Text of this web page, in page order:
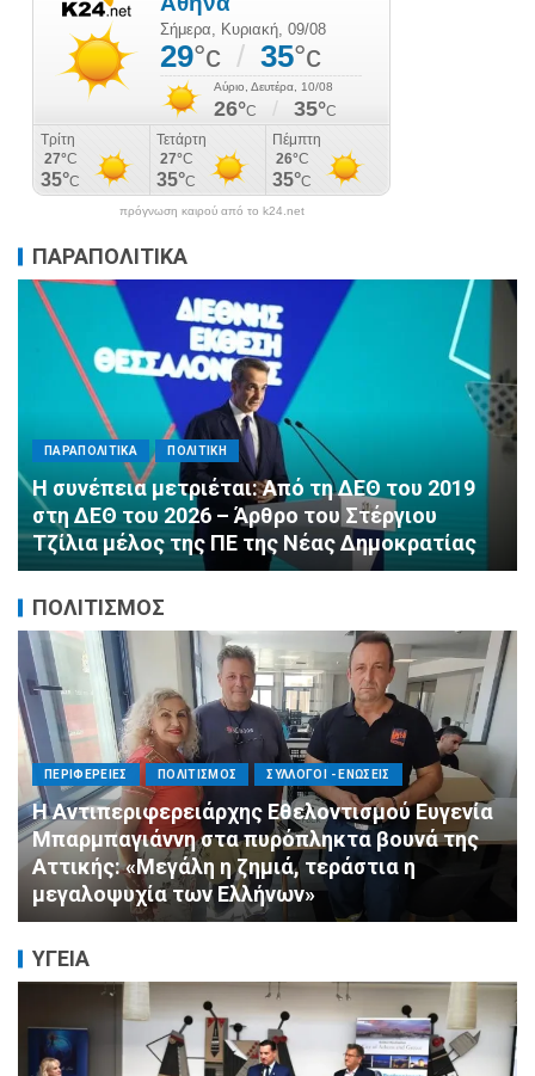
πρόγνωση καιρού από το k24.net
ΠΑΡΑΠΟΛΙΤΙΚΑ
ΠΑΡΑΠΟΛΙΤΙΚΑ ΠΟΛΙΤΙΚΗ
Αλληλεγγύη χωρίς σύνορα: 1.500
εμφιαλωμένα νερά για τους πυροσβέστες στα
Μέγαρα από τη ΔΕΕΠ Α’ Αθηνών ΝΔ και τη 2η
ΔΗΜ.Τ.Ο.
ΠΟΛΙΤΙΣΜΟΣ
ΠΟΛΙΤΙΣΜΟΣ ΣΥΛΛΟΓΟΙ - ΕΝΩΣΕΙΣ
Πνιγμός: Ο Σιωπηλός Θάνατος που Δεν
Μοιάζει με τις Ταινίες
ΥΓΕΙΑ